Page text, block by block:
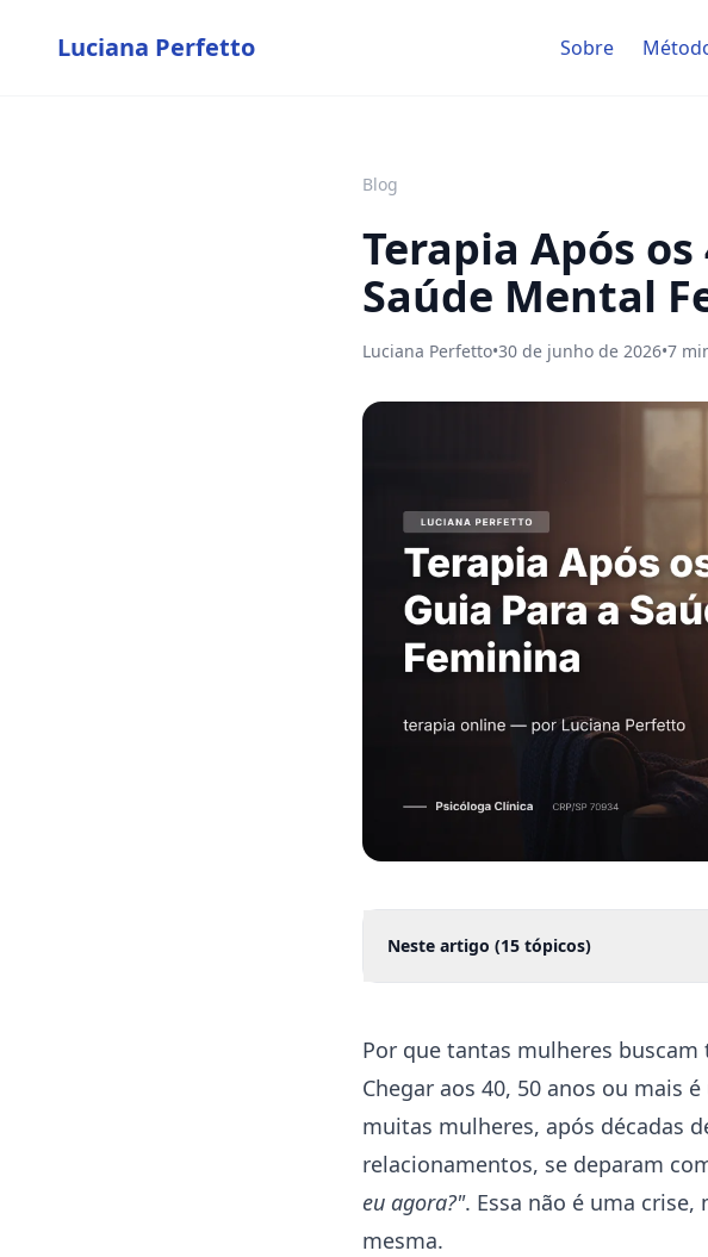
Luciana Perfetto Sobre
Blog
Terapia Após
Saúde Mental
Luciana Perfetto•30 de junho de 2026•7
Neste artigo (15 tópicos)
Por que tantas mulheres buscam
Chegar aos 40, 50 anos ou mais
muitas mulheres, após décadas
relacionamentos, se deparam
eu agora?". Essa não é uma
mesma.